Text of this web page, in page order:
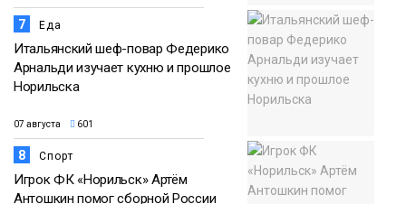
7 Еда
Итальянский шеф-повар Федерико
Арнальди изучает кухню и прошлое
Норильска
07 августа 601
8 Спорт
Игрок ФК «Норильск» Артём
Антошкин помог сборной России